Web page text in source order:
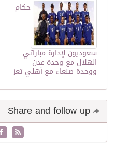
حكام
سعوديون لإدارة مباراتي
الهلال مع وحدة عدن
ووحدة صنعاء مع أهلي تعز